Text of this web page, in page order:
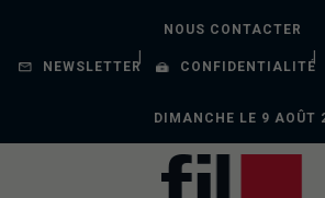
NOUS CONTACTER
NEWSLETTER CONFIDENTIALITÉ
DIMANCHE LE 9 AOÛT